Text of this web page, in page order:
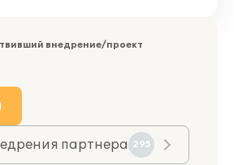
внедрение/проект
партнера 295